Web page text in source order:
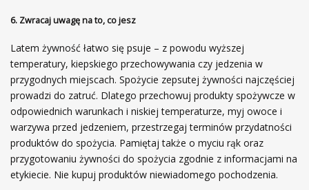
6. Zwracaj uwagę na to, co jesz
Latem żywność łatwo się psuje – z powodu wyższej
temperatury, kiepskiego przechowywania czy jedzenia w
przygodnych miejscach. Spożycie zepsutej żywności najczęściej
prowadzi do zatruć. Dlatego przechowuj produkty spożywcze w
odpowiednich warunkach i niskiej temperaturze, myj owoce i
warzywa przed jedzeniem, przestrzegaj terminów przydatności
produktów do spożycia. Pamiętaj także o myciu rąk oraz
przygotowaniu żywności do spożycia zgodnie z informacjami na
etykiecie. Nie kupuj produktów niewiadomego pochodzenia.